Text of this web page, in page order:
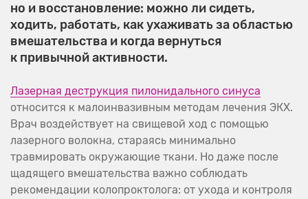
но и восстановление: можно ли сидеть,
ходить, работать, как ухаживать за областью
вмешательства и когда вернуться
к привычной активности.
Лазерная деструкция пилонидального синуса
относится к малоинвазивным методам лечения ЭКХ.
Врач воздействует на свищевой ход с помощью
лазерного волокна, стараясь минимально
травмировать окружающие ткани. Но даже после
щадящего вмешательства важно соблюдать
рекомендации колопроктолога: от ухода и контроля